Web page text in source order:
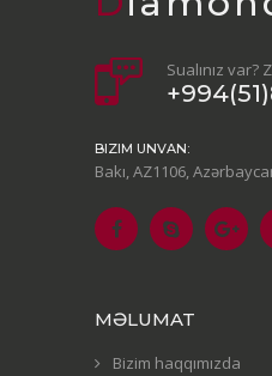
Sualınız var?
BIZIM UNVAN:
Bakı, AZ1106,
MƏLUMAT
Bizim haqqımızda